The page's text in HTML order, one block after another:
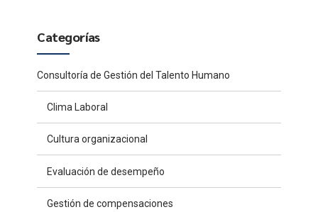
Categorías
Consultoría de Gestión del Talento Humano
Clima Laboral
Cultura organizacional
Evaluación de desempeño
Gestión de compensaciones